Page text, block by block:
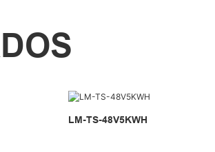
LM-TS-48V5KWH